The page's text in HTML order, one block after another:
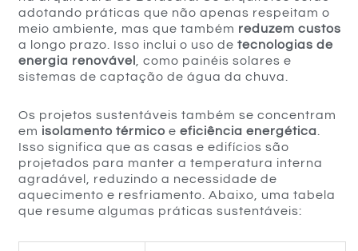
adotando práticas que não apenas respeitam o
meio ambiente, mas que também reduzem custos
a longo prazo. Isso inclui o uso detecnologias de
energia renovável
, como painéis solares e
sistemas de captação de água da chuva.
Os projetos sustentáveis também se concentram
em isolamento térmico eeficiência energética
Isso significa que as casas e edifícios são
projetados para manter a temperatura interna
agradável, reduzindo a necessidade de
aquecimento e resfriamento. Abaixo, uma tabela
que resume algumas práticas sustentáveis: